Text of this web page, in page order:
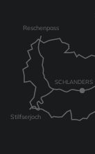
SCHLANDERS
Reschenpass
Stilfserjoch